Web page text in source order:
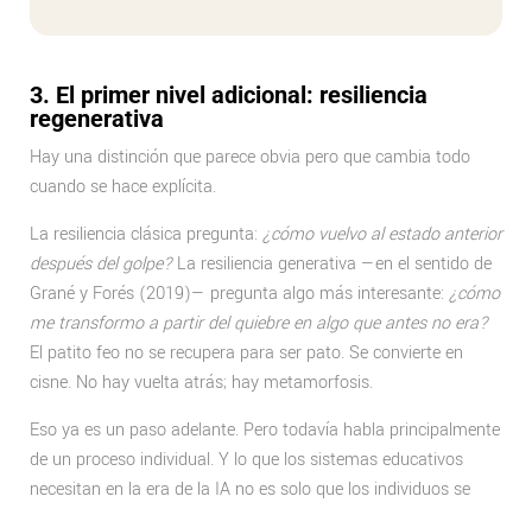
3. El primer nivel adicional: resiliencia
regenerativa
Hay una distinción que parece obvia pero que cambia todo
cuando se hace explícita.
La resiliencia clásica pregunta: ¿cómo vuelvo al estado anterior
después del golpe?La resiliencia generativa —en el sentido de
Grané y Forés (2019)— pregunta algo más interesante: ¿cómo
me transformo a partir del quiebre en algo que antes no era?
El patito feo no se recupera para ser pato. Se convierte en
cisne. No hay vuelta atrás; hay metamorfosis.
Eso ya es un paso adelante. Pero todavía habla principalmente
de un proceso individual. Y lo que los sistemas educativos
necesitan en la era de la IA no es solo que los individuos se